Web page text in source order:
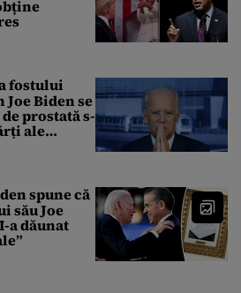
fostului
Biden se
prostată s-
ale
spune că
său Joe
a dăunat